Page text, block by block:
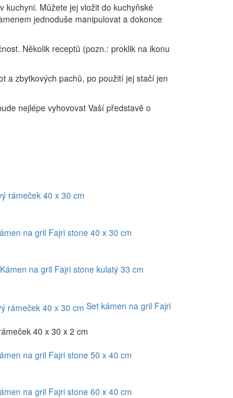
Můžete jej vložit do kuchyňské
jednoduše manipulovat a dokonce
Několik receptů (pozn.: proklik na ikonu
a zbytkových pachů, po použití jej stačí jen
nejlépe vyhovovat Vaší představě o
rámeček 40 x 30 cm
na gril Fajri stone 40 x 30 cm
Kámen na gril Fajri stone kulatý 33 cm
Set kámen na gril Fajri
40 x 30 x 2 cm
na gril Fajri stone 50 x 40 cm
na gril Fajri stone 60 x 40 cm